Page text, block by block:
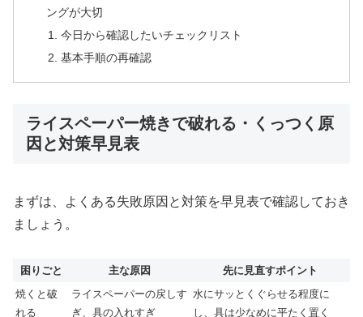
ングが大切
今日から確認したいチェックリスト
基本手順の再確認
ライスペーパー焼きで破れる・くっつく原
因と対策早見表
まずは、よくある失敗原因と対策を早見表で確認しておき
ましょう。
困りごと 主な原因
先に見直すポイント
焼くと破
れる
ライスペーパーの戻しす
ぎ、具の入れすぎ
水にサッとくぐらせる程度に
し、具は少なめに平たく置く